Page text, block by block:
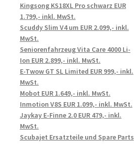
Kingsong KS18XL Pro schwarz EUR
1.799,- inkl. MwSt.
Scuddy Slim V4 um EUR 2.099,- inkl.
MwSt.
Seniorenfahrzeug Vita Care 4000 Li-
Ion EUR 2.899,- inkl. MwSt.
E-Twow GT SL Limited EUR 999,- inkl.
MwSt.
Mobot EUR 1.649,- inkl. MwSt.
Inmotion V8S EUR 1.099,- inkl. MwSt.
Jaykay E-Finne 2.0 EUR 479,- inkl.
MwSt.
Scubajet Ersatzteile und Spare Parts